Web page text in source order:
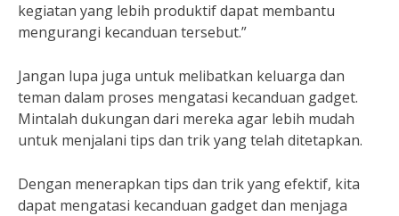
kegiatan yang lebih produktif dapat membantu
mengurangi kecanduan tersebut.”
Jangan lupa juga untuk melibatkan keluarga dan
teman dalam proses mengatasi kecanduan gadget.
Mintalah dukungan dari mereka agar lebih mudah
untuk menjalani tips dan trik yang telah ditetapkan.
Dengan menerapkan tips dan trik yang efektif, kita
dapat mengatasi kecanduan gadget dan menjaga